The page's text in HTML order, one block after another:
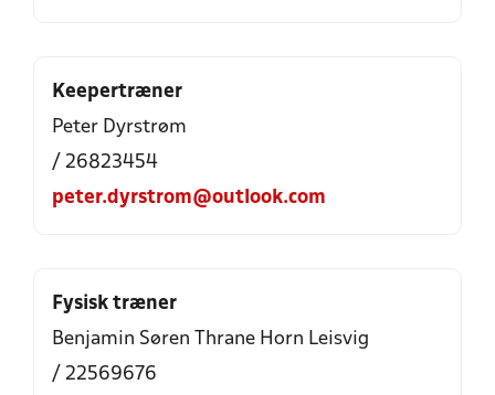
Keepertræner
Peter Dyrstrøm
/ 26823454
peter.dyrstrom@outlook.com
Fysisk træner
Benjamin Søren Thrane Horn Leisvig
/ 22569676